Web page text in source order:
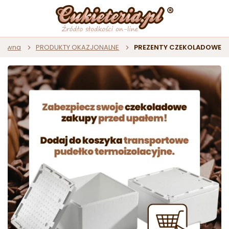
PRODUKTY OKAZJONALNE PREZENTY CZEKOLADOWE